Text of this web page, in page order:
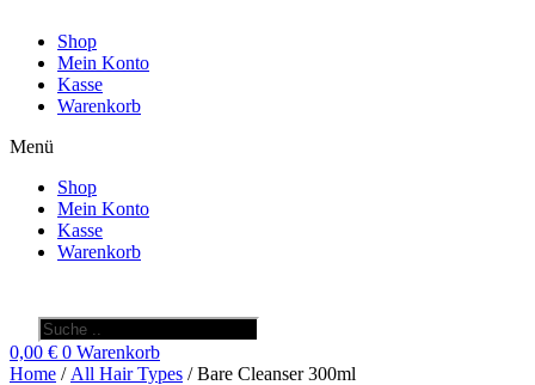
Shop
Mein Konto
Kasse
Warenkorb
Menü
Shop
Mein Konto
Kasse
Warenkorb
Products
search
0,00 € 0 Warenkorb
Home / All Hair Types / Bare Cleanser 300ml